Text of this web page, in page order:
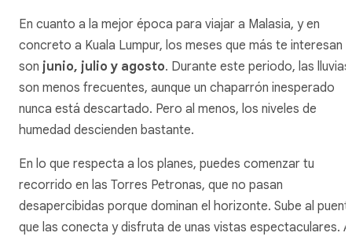
En cuanto a la mejor época para viajar a Malasia, y en
concreto a Kuala Lumpur, los meses que más te interesan
son junio, julio y agosto. Durante este periodo, las lluvias
son menos frecuentes, aunque un chaparrón inesperado
nunca está descartado. Pero al menos, los niveles de
humedad descienden bastante.
En lo que respecta a los planes, puedes comenzar tu
recorrido en las Torres Petronas, que no pasan
desapercibidas porque dominan el horizonte. Sube al
que las conecta y disfruta de unas vistas espectaculares. A